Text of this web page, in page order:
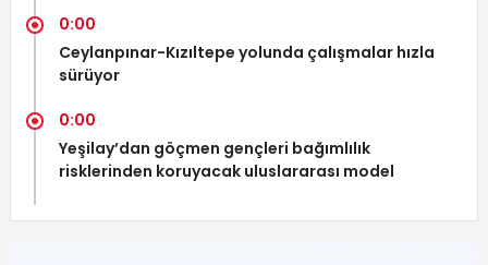
0:00
Ceylanpınar-Kızıltepe yolunda çalışmalar hızla
sürüyor
0:00
Yeşilay’dan göçmen gençleri bağımlılık
risklerinden koruyacak uluslararası model